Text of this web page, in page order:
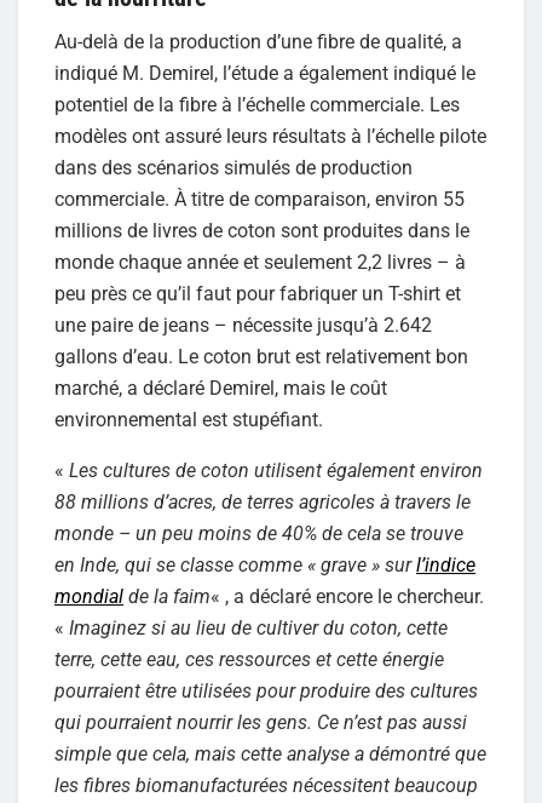
Au-delà de la production d’une fibre de qualité, a
indiqué M. Demirel, l’étude a également indiqué le
potentiel de la fibre à l’échelle commerciale. Les
modèles ont assuré leurs résultats à l’échelle pilote
dans des scénarios simulés de production
commerciale. À titre de comparaison, environ 55
millions de livres de coton sont produites dans le
monde chaque année et seulement 2,2 livres – à
peu près ce qu’il faut pour fabriquer un T-shirt et
une paire de jeans – nécessite jusqu’à 2.642
gallons d’eau. Le coton brut est relativement bon
marché, a déclaré Demirel, mais le coût
environnemental est stupéfiant.
« Les cultures de coton utilisent également environ
88 millions d’acres, de terres agricoles à travers le
monde – un peu moins de 40% de cela se trouve
en Inde, qui se classe comme « grave » surl’indice
mondial de la faim« , a déclaré encore le chercheur.
« Imaginez si au lieu de cultiver du coton, cette
terre, cette eau, ces ressources et cette énergie
pourraient être utilisées pour produire des cultures
qui pourraient nourrir les gens. Ce n’est pas aussi
simple que cela, mais cette analyse a démontré que
les fibres biomanufacturées nécessitent beaucoup